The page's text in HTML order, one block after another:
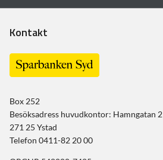
Kontakt
Box 252
Besöksadress huvudkontor: Hamngatan 2
271 25 Ystad
Telefon 0411-82 20 00